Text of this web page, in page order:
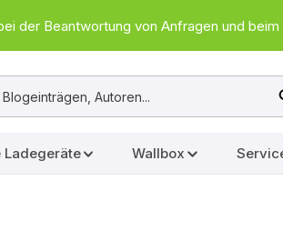
der Beantwortung von Anfragen und
Ladegeräte Wallbox